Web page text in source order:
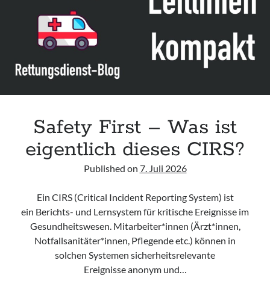
Leitlinie „Management of Hypercalcaemia in Adult Patients in the
Emergency Department“ der IAEM
Leitlinie „Behavioural Emergencies in Emergency Departments“ der IFEM
Leitlinie „Management of Acute Upper Gastrointestinal Bleeding in the
Leitlinie „Management of brief resolved unexplained events (BRUE) in
infants“ der CPS
Safety First – Was ist
eigentlich dieses CIRS?
Published on 7. Juli 2026
Ein CIRS (Critical Incident Reporting System) ist
ein Berichts- und Lernsystem für kritische Ereignisse im
Gesundheitswesen. Mitarbeiter*innen (Ärzt*innen,
Notfallsanitäter*innen, Pflegende etc.) können in
solchen Systemen sicherheitsrelevante
Ereignisse anonym und…